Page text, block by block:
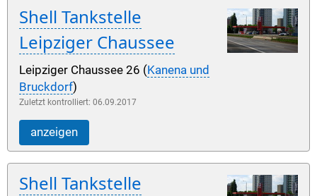
Shell Tankstelle
Leipziger Chaussee
Leipziger Chaussee 26 ( Kanena und
Bruckdorf)
Zuletzt kontrolliert: 06.09.2017
anzeigen
Shell Tankstelle